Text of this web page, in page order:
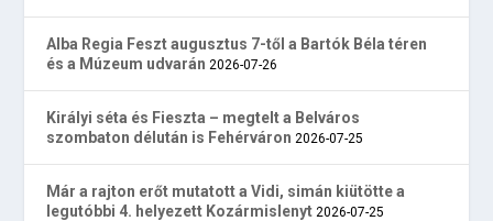
Alba Regia Feszt augusztus 7-től a Bartók Béla téren
és a Múzeum udvarán 2026-07-26
Királyi séta és Fieszta – megtelt a Belváros
szombaton délután is Fehérváron 2026-07-25
Már a rajton erőt mutatott a Vidi, simán kiütötte a
legutóbbi 4. helyezett Kozármislenyt 2026-07-25